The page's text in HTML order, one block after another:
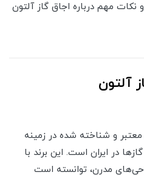
نکات مهم درباره اجاق گاز آلتون
آلتون
معتبر و شناخته شده در زمینه
در ایران است. این برند با
مدرن، توانسته است